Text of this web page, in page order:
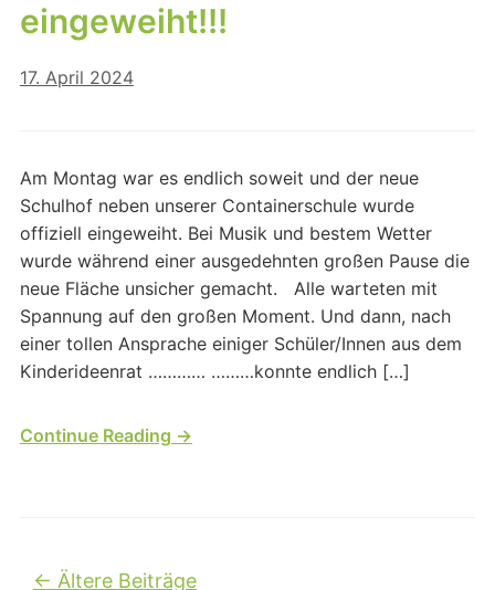
eingeweiht!!!
17. April 2024
Am Montag war es endlich soweit und der neue
Schulhof neben unserer Containerschule wurde
offiziell eingeweiht. Bei Musik und bestem Wetter
wurde während einer ausgedehnten großen Pause die
neue Fläche unsicher gemacht. Alle warteten mit
Spannung auf den großen Moment. Und dann, nach
einer tollen Ansprache einiger Schüler/Innen aus dem
Kinderideenrat ………… ………konnte endlich […]
Continue Reading →
Beitragsnavigation
← Ältere Beiträge